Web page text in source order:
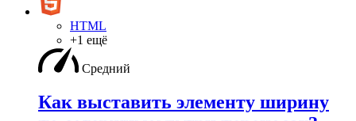
HTML
+1 ещё
Средний
Как выставить элементу ширину